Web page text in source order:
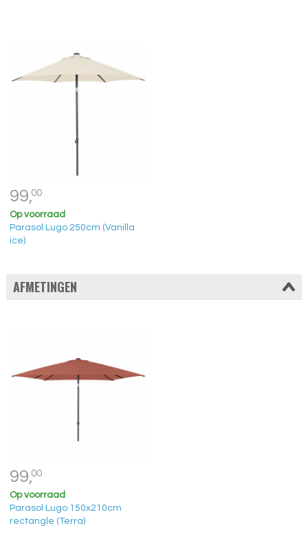
99,00
Op voorraad
Parasol Lugo 250cm (Vanilla
ice)
AFMETINGEN
99,00
Op voorraad
Parasol Lugo 150x210cm
rectangle (Terra)